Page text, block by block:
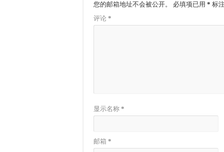
您的邮箱地址不会被公开。 必填项已用 * 标注
评论 *
显示名称 *
邮箱 *